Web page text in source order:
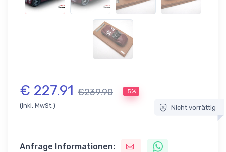
€ 227.91 €239.90 5%
(inkl. MwSt.) Nicht vorrättig
Anfrage Informationen: